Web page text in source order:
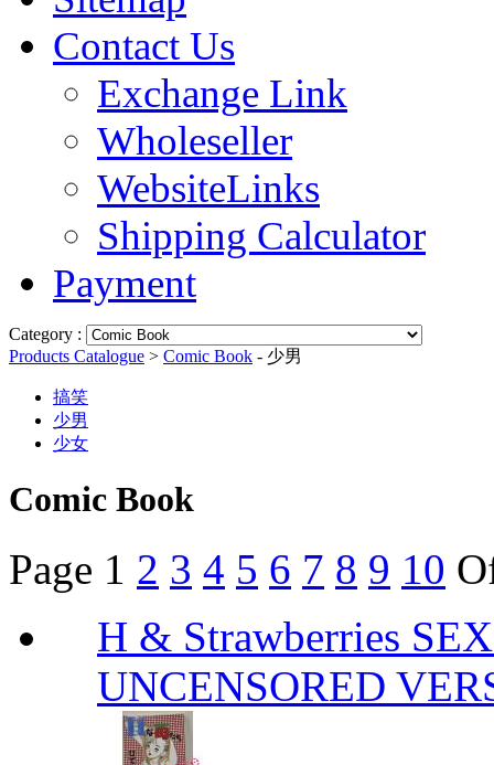
Contact Us
Exchange Link
Wholeseller
WebsiteLinks
Shipping Calculator
Payment
Category :
Products Catalogue > Comic Book - 少男
搞笑
少男
少女
Comic Book
Page 1 2 3 4 5 6 7 8 9 10
H & Strawberries
UNCENSORED